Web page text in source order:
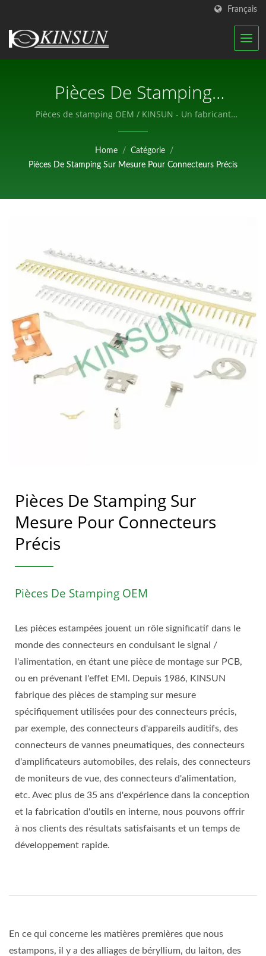
Français
Pièces De Stamping
Précises Sur Mesure /
KINSUN - Un Fabricant
Professionnel De
Pièces de stamping OEM / KINSUN - Un fabricant
professionnel de composants électroniques.
Home / Catégorie
/
Pièces De Stamping Sur Mesure Pour Connecteurs Précis
Pièces De Stamping Sur
Mesure Pour Connecteurs
Précis
Pièces De Stamping OEM
Les pièces estampées jouent un rôle significatif dans le
monde des connecteurs en conduisant le signal /
l'alimentation, en étant une pièce de montage sur PCB,
ou en prévenant l'effet EMI. Depuis 1986, KINSUN
fabrique des pièces de stamping sur mesure
spécifiquement utilisées pour des connecteurs précis,
par exemple, des connecteurs d'appareils auditifs, des
connecteurs de vannes pneumatiques, des connecteurs
d'amplificateurs automobiles, des relais, des connecteurs
de moniteurs de vue, des connecteurs d'alimentation,
etc. Avec plus de 35 ans d'expérience dans la conception
et la fabrication d'outils en interne, nous pouvons offrir
à nos clients des résultats satisfaisants et un temps de
développement rapide.
En ce qui concerne les matières premières que nous
estampons, il y a des alliages de béryllium, du laiton, des